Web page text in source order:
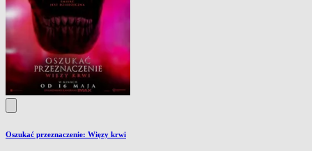
Oszukać przeznaczenie: Więzy krwi